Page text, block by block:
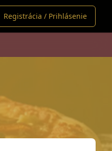
Registrácia / Prihlásenie